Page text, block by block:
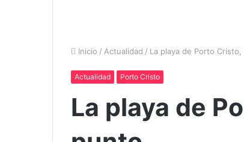
Inicio / Actualidad / La playa de Porto
Actualidad Porto Cristo
La playa de